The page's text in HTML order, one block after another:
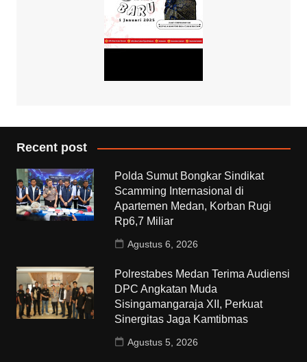
Recent post
Polda Sumut Bongkar Sindikat
Scamming Internasional di
Apartemen Medan, Korban Rugi
Rp6,7 Miliar
Agustus 6, 2026
Polrestabes Medan Terima Audiensi
DPC Angkatan Muda
Sisingamangaraja XII, Perkuat
Sinergitas Jaga Kamtibmas
Agustus 5, 2026